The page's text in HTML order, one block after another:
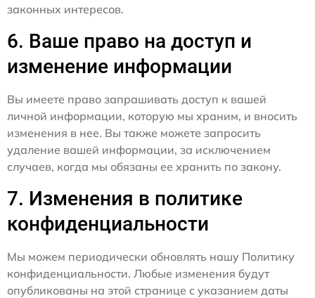
законных интересов.
6. Ваше право на доступ и
изменение информации
Вы имеете право запрашивать доступ к вашей
личной информации, которую мы храним, и вносить
изменения в нее. Вы также можете запросить
удаление вашей информации, за исключением
случаев, когда мы обязаны ее хранить по закону.
7. Изменения в политике
конфиденциальности
Мы можем периодически обновлять нашу Политику
конфиденциальности. Любые изменения будут
опубликованы на этой странице с указанием даты